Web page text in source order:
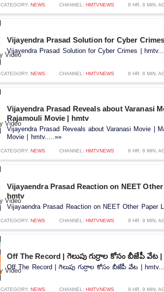
CATEGORY: NEWS CHANNEL: HMTVNEWS 8 HR. 8 MIN.
Vijayendra Prasad Solution for Cyber
Vijayendra Prasad Solution for Cyber Crimes |
CATEGORY: NEWS CHANNEL: HMTVNEWS 8 HR. 8 MIN.
Vijayendra Prasad Reveals about Varanasi
Rajamouli Movie | hmtv
Vijayendra Prasad Reveals about Varanasi Movie |
Movie | hmtv.....»»
CATEGORY: NEWS CHANNEL: HMTVNEWS 8 HR. 8 MIN.
Vijayaendra Prasad Reaction on NEET
hmtv
Vijayaendra Prasad Reaction on NEET Other Paper
CATEGORY: NEWS CHANNEL: HMTVNEWS 9 HR. 9 MIN.
Off The Record | గెలుపు గుర్రాల కోసం బీజేపీ వేట |
Off The Record | గెలుపు గుర్రాల కోసం బీజేపీ వేట |
CATEGORY: NEWS CHANNEL: HMTVNEWS 9 HR. 9 MIN.